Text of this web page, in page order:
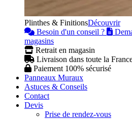
Plinthes & FinitionsDécouvrir
Besoin d'un conseil ?
magasins
Retrait en magasin
Livraison dans toute la
Paiement 100% sécurisé
Panneaux Muraux
Astuces & Conseils
Contact
Devis
Prise de rendez-vous